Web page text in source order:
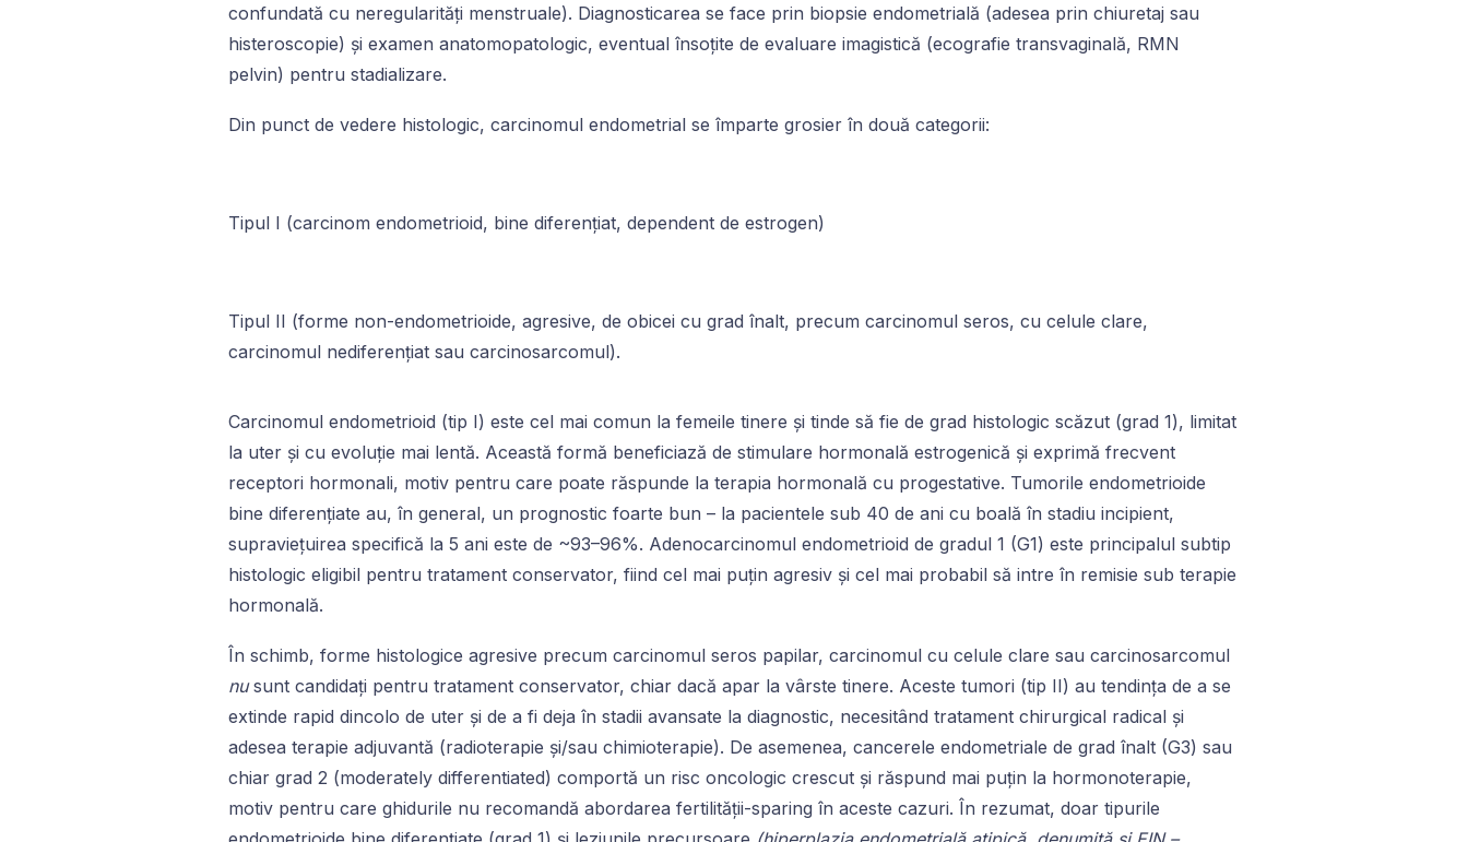
confundată cu neregularități menstruale). Diagnosticarea se face prin biopsie endometrială (adesea prin chiuretaj sau
histeroscopie) și examen anatomopatologic, eventual însoțite de evaluare imagistică (ecografie transvaginală, RMN
pelvin) pentru stadializare.
Din punct de vedere histologic, carcinomul endometrial se împarte grosier în două categorii:
Tipul I (carcinom endometrioid, bine diferențiat, dependent de estrogen)
Tipul II (forme non-endometrioide, agresive, de obicei cu grad înalt, precum carcinomul seros, cu celule clare,
carcinomul nediferențiat sau carcinosarcomul).
Carcinomul endometrioid (tip I) este cel mai comun la femeile tinere și tinde să fie de grad histologic scăzut (grad 1), limitat
la uter și cu evoluție mai lentă. Această formă beneficiază de stimulare hormonală estrogenică și exprimă frecvent
receptori hormonali, motiv pentru care poate răspunde la terapia hormonală cu progestative. Tumorile endometrioide
bine diferențiate au, în general, un prognostic foarte bun – la pacientele sub 40 de ani cu boală în stadiu incipient,
supraviețuirea specifică la 5 ani este de ~93–96%. Adenocarcinomul endometrioid de gradul 1 (G1) este principalul subtip
histologic eligibil pentru tratament conservator, fiind cel mai puțin agresiv și cel mai probabil să intre în remisie sub terapie
hormonală.
În schimb, forme histologice agresive precum carcinomul seros papilar, carcinomul cu celule clare sau carcinosarcomul
nusunt candidați pentru tratament conservator, chiar dacă apar la vârste tinere. Aceste tumori (tip II) au tendința de a se
extinde rapid dincolo de uter și de a fi deja în stadii avansate la diagnostic, necesitând tratament chirurgical radical și
adesea terapie adjuvantă (radioterapie și/sau chimioterapie). De asemenea, cancerele endometriale de grad înalt (G3) sau
chiar grad 2 (moderately differentiated) comportă un risc oncologic crescut și răspund mai puțin la hormonoterapie,
motiv pentru care ghidurile nu recomandă abordarea fertilității-sparing în aceste cazuri. În rezumat, doar tipurile